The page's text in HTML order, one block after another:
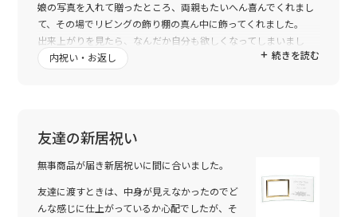
娘の写真を入れて贈ったところ、両親もたいへん喜んでくれまし
て、その場でリビングの飾り棚の真ん中に飾ってくれました。
出来上がりを見たら、なんだか自分も欲しくなってしまいまし
た。
続きを読む
内祝い・お返し
友達の新居祝い
無事商品が届き新居祝いに間に合いました。
友達に渡すときは、中身が見えなかったのでど
んな感じに仕上がっているか心配でしたが、そ